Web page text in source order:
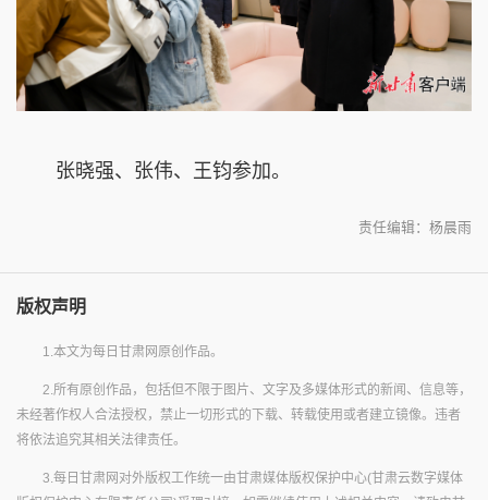
张晓强、张伟、王钧参加。
责任编辑：杨晨雨
版权声明
1.本文为每日甘肃网原创作品。
2.所有原创作品，包括但不限于图片、文字及多媒体形式的新闻、信息等，
未经著作权人合法授权，禁止一切形式的下载、转载使用或者建立镜像。违者
将依法追究其相关法律责任。
3.每日甘肃网对外版权工作统一由甘肃媒体版权保护中心(甘肃云数字媒体